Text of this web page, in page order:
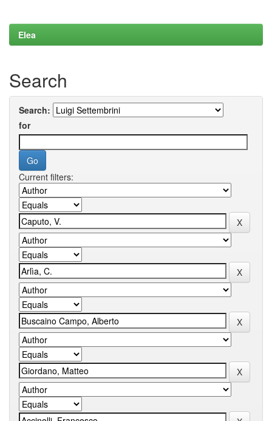
Elea
Search
Search:
for
Current filters: